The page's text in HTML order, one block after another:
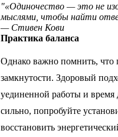
"«Одиночество — это не
мыслями, чтобы найти
— Стивен Кови
Практика баланса
Однако важно помнить, что
замкнутости. Здоровый
уединенной работы и время
сильно, попробуйте
восстановить